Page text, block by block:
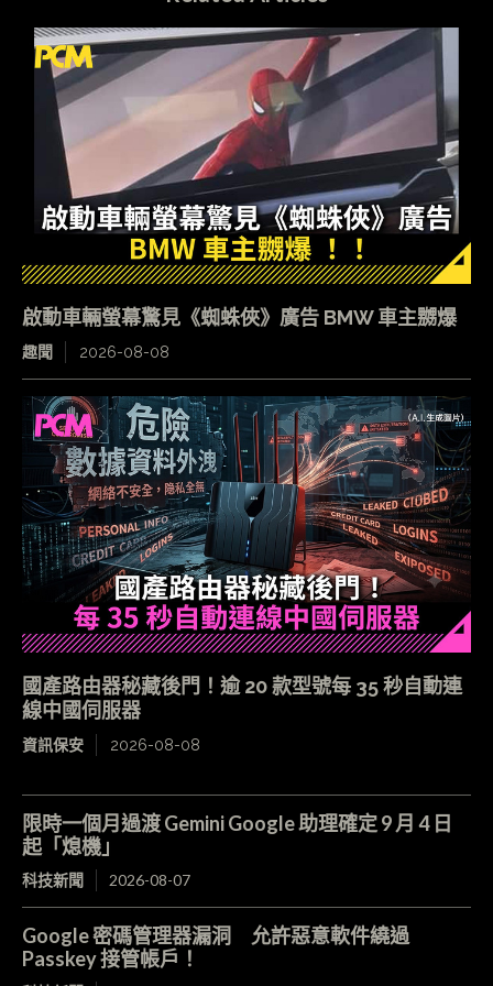
啟動車輛螢幕驚見《蜘蛛俠》廣告 BMW 車主嬲爆
趣聞 2026-08-08
國產路由器秘藏後門！逾 20 款型號每 35 秒自動連
線中國伺服器
資訊保安 2026-08-08
限時一個月過渡 Gemini Google 助理確定 9 月 4 日
起「熄機」
科技新聞 2026-08-07
Google 密碼管理器漏洞 允許惡意軟件繞過
Passkey 接管帳戶！